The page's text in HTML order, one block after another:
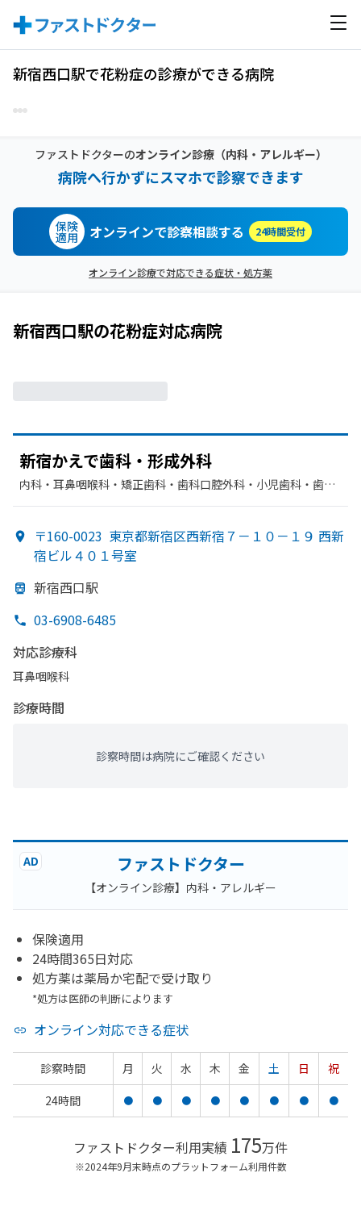
新宿西口駅で花粉症の診療ができる病院
ファストドクターのオンライン診療（内科・アレルギー）
病院へ行かずにスマホで診察できます
保険
適用 オンラインで診察相談する 24時間受付
オンライン診療で対応できる症状・処方薬
新宿西口駅の花粉症対応病院
新宿かえで歯科・形成外科
内科・​耳鼻咽喉科・​矯正歯科・​歯科口腔外科・​小児歯科・​歯
〒160-0023 東京都新宿区西新宿７－１０－１９ 西新
宿ビル４０１号室
新宿西口駅
03-6908-6485
対応診療科
耳鼻咽喉科
診療時間
診察時間は病院にご確認ください
AD ファストドクター
【オンライン診療】内科・アレルギー
保険適用
24時間365日対応
処方薬は薬局か宅配で受け取り
*処方は医師の判断によります
オンライン対応できる症状
診察時間 月 火 水 木 金 土 日
祝
24時間
● ● ● ● ● ● ● ●
ファストドクター利用実績 175万件
※2024年9月末時点のプラットフォーム利用件数